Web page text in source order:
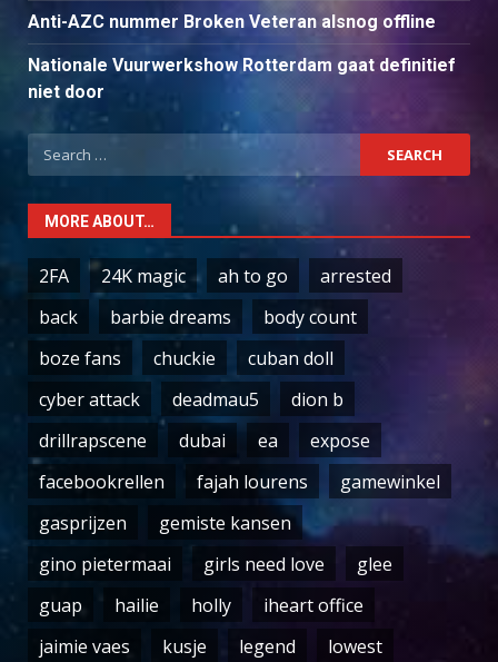
Anti-AZC nummer Broken Veteran alsnog offline
Nationale Vuurwerkshow Rotterdam gaat definitief
niet door
Search
for:
MORE ABOUT…
2FA 24K magic ah to go
arrested
back
barbie dreams
body count
boze fans
chuckie
cuban doll
cyber attack
deadmau5
dion b
drillrapscene
dubai ea
expose
facebookrellen
fajah lourens
gamewinkel
gasprijzen
gemiste kansen
gino pietermaai
girls need love
glee
guap
hailie holly
iheart office
jaimie vaes
kusje legend lowest